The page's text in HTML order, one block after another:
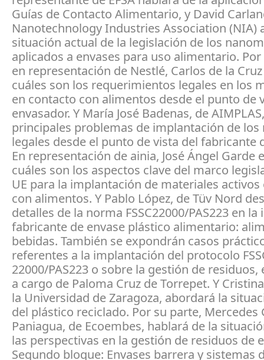
Guías de Contacto Alimentario, y David
Nanotechnology Industries Association (NIA)
situación actual de la legislación de los
aplicados a envases para uso alimentario.
en representación de Nestlé, Carlos de la
cuáles son los requerimientos legales en los
en contacto con alimentos desde el punto de
envasador. Y María José Badenas, de
principales problemas de implantación de los
legales desde el punto de vista del fabricante
En representación de ainia, José Ángel Garde
cuáles son los aspectos clave del marco
UE para la implantación de materiales
con alimentos. Y Pablo López, de Tüv Nord
detalles de la norma FSSC22000/PAS223 en
fabricante de envase plástico alimentario:
bebidas. También se expondrán casos
referentes a la implantación del protocolo
22000/PAS223 o sobre la gestión de
a cargo de Paloma Cruz de Torrepet. Y
la Universidad de Zaragoza, abordará la
del plástico reciclado. Por su parte, Mercedes
Paniagua, de Ecoembes, hablará de la
las perspectivas en la gestión de residuos de
Segundo bloque: Envases barrera y sistemas